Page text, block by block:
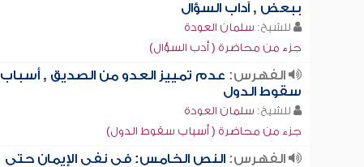
ببعض , آداب السؤال
للشيخ: سلمان العودة
جزء من محاضرة ( أدب السؤال)
الفهرس: عدم تمييز العدو من الصديق , أسباب
سقوط الدول
للشيخ: سلمان العودة
جزء من محاضرة ( أسباب سقوط الدول)
الفهرس:النص الخامس: في نفي الإيمان حتى